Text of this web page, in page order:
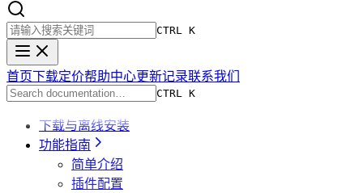
CTRL K
首页下载定价帮助中心更新记录联系我们
CTRL K
下载与离线安装
功能指南
简单介绍
插件配置